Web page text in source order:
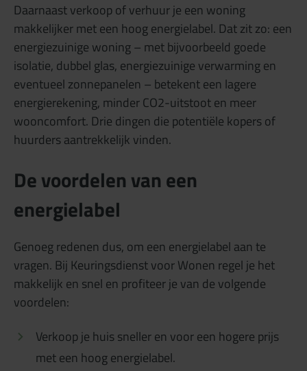
Daarnaast verkoop of verhuur je een woning
makkelijker met een hoog energielabel. Dat zit zo: een
energiezuinige woning – met bijvoorbeeld goede
isolatie, dubbel glas, energiezuinige verwarming en
eventueel zonnepanelen – betekent een lagere
energierekening, minder CO2-uitstoot en meer
wooncomfort. Drie dingen die potentiële kopers of
huurders aantrekkelijk vinden.
De voordelen van een
energielabel
Genoeg redenen dus, om een energielabel aan te
vragen. Bij Keuringsdienst voor Wonen regel je het
makkelijk en snel en profiteer je van de volgende
voordelen:
Verkoop je huis sneller en voor een hogere prijs
met een hoog energielabel.